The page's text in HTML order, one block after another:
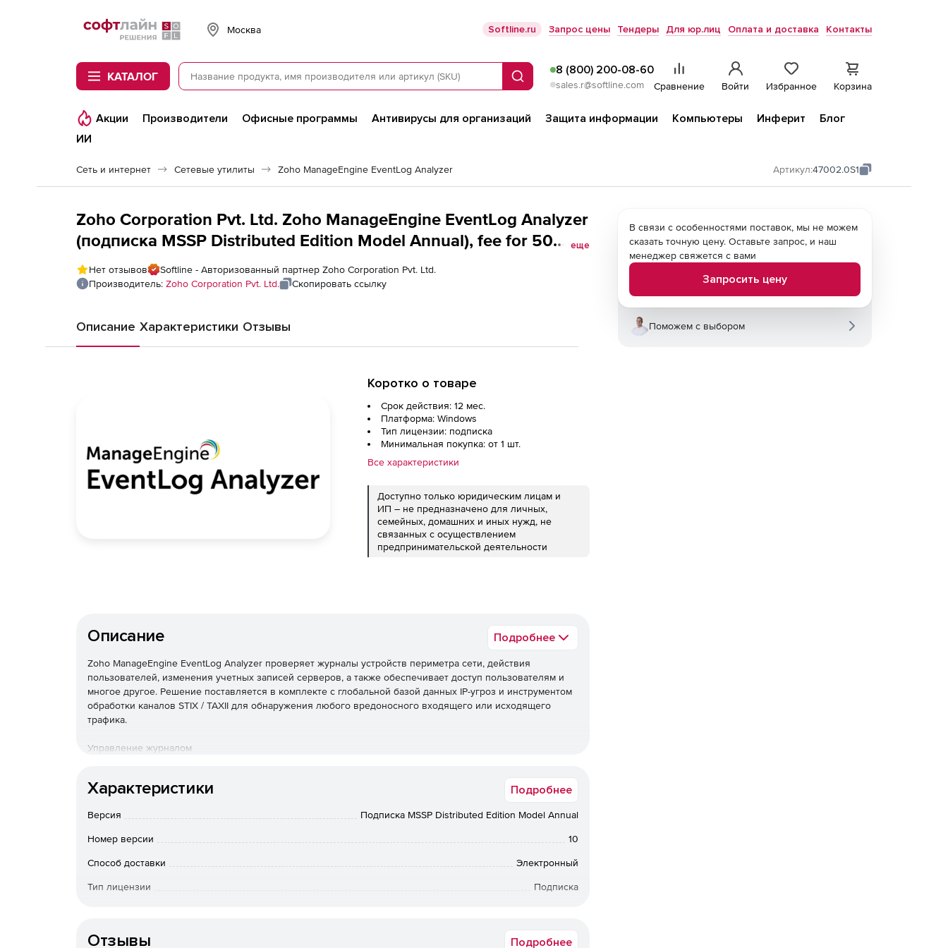
Softline
Москва Softline.ru Запрос цены Тендеры Для юр.лиц Оплата и доставка Контакты
КАТАЛОГ Поиск
8 (800) 200-08-60
sales.r@softline.com Сравнение Войти Избранное Корзина
Акции Производители Офисные программы Антивирусы для организаций Защита информации Компьютеры Инферит
Блог
ИИ
Сеть и интернет Сетевые утилиты Zoho ManageEngine EventLog Analyzer Артикул:47002.0S1
Zoho Corporation Pvt. Ltd. Zoho ManageEngine EventLog Analyzer
(подписка MSSP Distributed Edition Model Annual), fee for 50
Application Sources
еще
Нет отзывов
Softline - Авторизованный партнер Zoho Corporation Pvt. Ltd.
Производитель: Zoho Corporation Pvt. Ltd. Скопировать ссылку
Описание Характеристики Отзывы
Коротко о товаре
Срок действия: 12 мес.
Платформа: Windows
Тип лицензии: подписка
Минимальная покупка: от 1 шт.
Все характеристики
Доступно только юридическим лицам и
ИП – не предназначено для личных,
семейных, домашних и иных нужд, не
связанных с осуществлением
предпринимательской деятельности
Описание Подробнее
Zoho ManageEngine EventLog Analyzer проверяет журналы устройств периметра сети, действия
пользователей, изменения учетных записей серверов, а также обеспечивает доступ пользователям и
многое другое. Решение поставляется в комплекте с глобальной базой данных IP-угроз и инструментом
обработки каналов STIX / TAXII для обнаружения любого вредоносного входящего или исходящего
трафика.
Управление журналом
методы сбора журналов, настраиваемый анализ журналов, полный анализ журналов с отчетами и
EventLog Analyzer позволяет выполнять аудит всех важных серверов приложений. Его мощный
журналов.
EventLog Analyzer отслеживает все важные сетевые устройства, такие как межсетевые экраны,
Характеристики Подробнее
Версия Подписка MSSP Distributed Edition Model Annual
Номер версии 10
Способ доставки Электронный
Тип лицензии Подписка
Отзывы Подробнее
В связи с особенностями поставок, мы не можем
сказать точную цену. Оставьте запрос, и наш
менеджер свяжется с вами
Запросить цену
Поможем с выбором